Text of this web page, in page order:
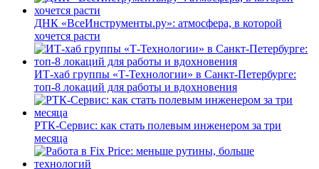
ДНК «ВсеИнструменты.ру»: атмосфера, в которой
хочется расти
ИТ-хаб группы «Т-Технологии» в Санкт-Петербурге:
топ-8 локаций для работы и вдохновения
РТК-Сервис: как стать полевым инженером за три
месяца